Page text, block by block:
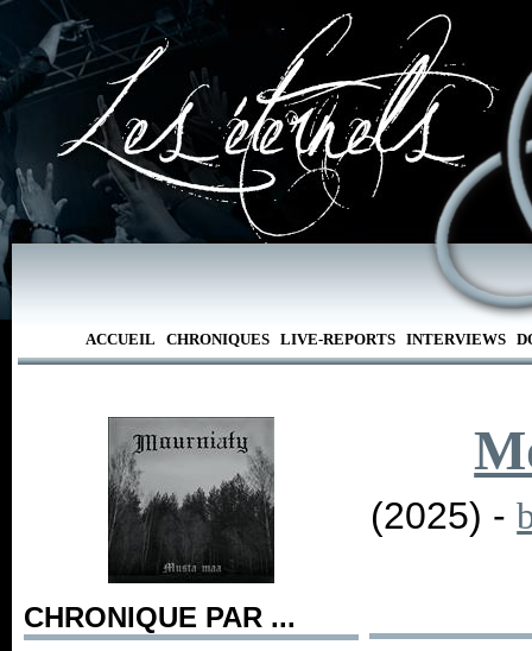
ACCUEIL CHRONIQUES LIVE-REPORTS INTERVIEWS
CHRONIQUE PAR ...
(2025) -